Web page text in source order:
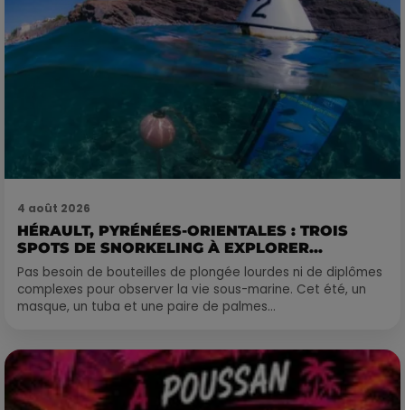
4 août 2026
HÉRAULT, PYRÉNÉES-ORIENTALES : TROIS
SPOTS DE SNORKELING À EXPLORER...
Pas besoin de bouteilles de plongée lourdes ni de diplômes
complexes pour observer la vie sous-marine. Cet été, un
masque, un tuba et une paire de palmes...